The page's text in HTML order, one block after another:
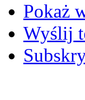
Pokaż
Wyślij